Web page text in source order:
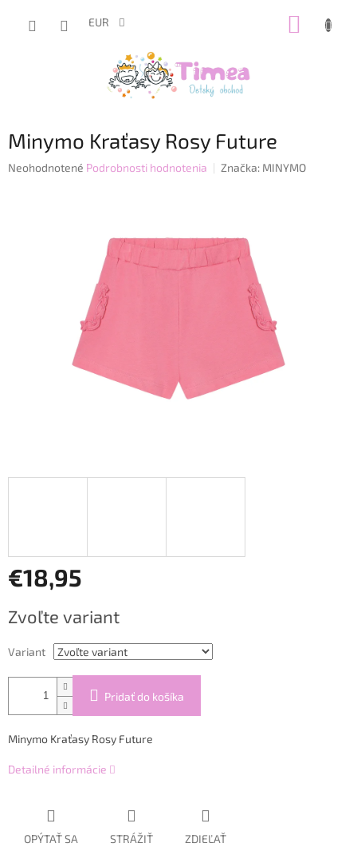
EUR
Minymo Kraťasy Rosy Future
Priemerné
Neohodnotené Podrobnosti hodnotenia Značka: MINYMO
€18,95
cena:
Zvoľte variant
Variant
Pridať do košíka
Minymo Kraťasy Rosy Future
Detailné informácie
OPÝTAŤ SA STRÁŽIŤ ZDIEĽAŤ